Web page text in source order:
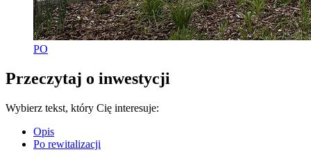
PO
Przeczytaj o inwestycji
Wybierz tekst, który Cię interesuje:
Opis
Po rewitalizacji